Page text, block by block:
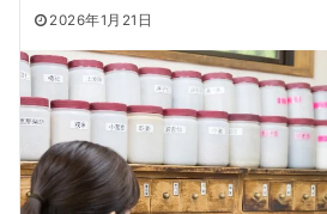
2026年1月21日